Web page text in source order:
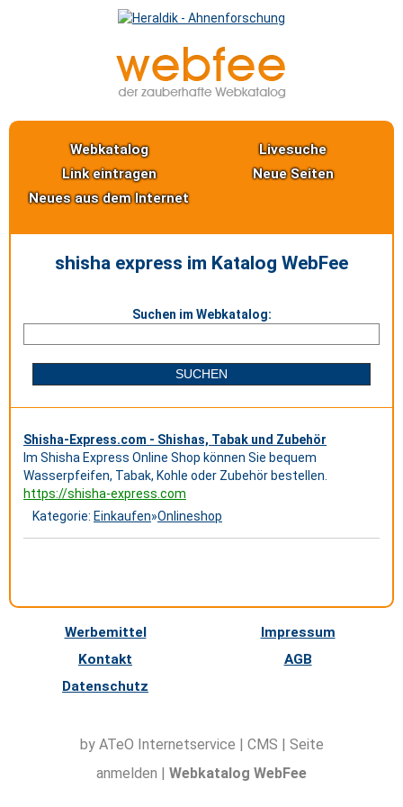
Webkatalog
Livesuche
Link eintragen
Neue Seiten
Neues aus dem Internet
shisha express im Katalog WebFee
Suchen im Webkatalog:
Shisha-Express.com - Shishas, Tabak und Zubehör
Im Shisha Express Online Shop können Sie bequem
Wasserpfeifen, Tabak, Kohle oder Zubehör bestellen.
https://shisha-express.com
Kategorie: Einkaufen»Onlineshop
Werbemittel
Impressum
Kontakt
AGB
Datenschutz
by ATeO Internetservice | CMS | Seite
anmelden | Webkatalog WebFee